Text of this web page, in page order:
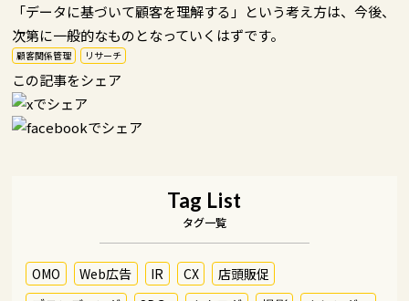
「データに基づいて顧客を理解する」という考え方は、今後、
次第に一般的なものとなっていくはずです。
顧客関係管理 リサーチ
この記事をシェア
Tag List
タグ一覧
OMO Web広告 IR CX
店頭販促